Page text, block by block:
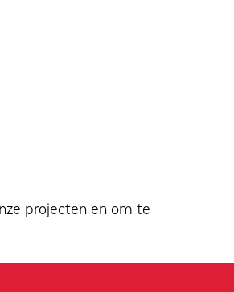
projecten en om te